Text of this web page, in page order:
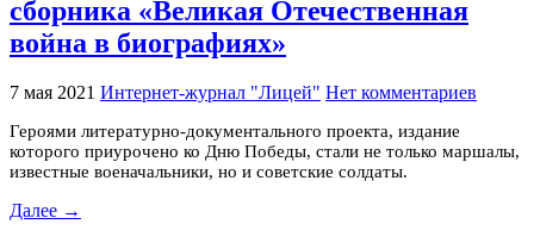
сборника «Великая Отечественная
война в биографиях»
7 мая 2021 Интернет-журнал "Лицей" Нет комментариев
Героями литературно-документального проекта, издание
которого приурочено ко Дню Победы, стали не только маршалы,
известные военачальники, но и советские солдаты.
Далее →